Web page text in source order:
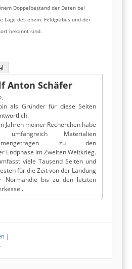
Doppelbestand der Daten bei
Lage des ehem. Feldgrabes und der
bekannt sind.
Anton Schäfer
als Gründer für diese Seiten
Jahren meiner Recherchen habe
Materialien
zu den
Endphase im Zweiten Weltkrieg.
viele Tausend Seiten und
für die Zeit von der Landung
Normandie bis zu den letzten
|
.